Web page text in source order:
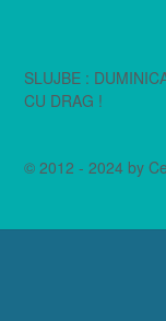
SLUJBE :
CU DRAG !
© 2012 - 2024 by